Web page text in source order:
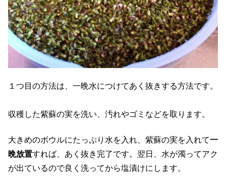
１つ目の方法は、一晩水につけてあく抜きする方法です。
収穫した紫蘇の実を洗い、汚れやゴミなどを取ります。
大きめのボウルにたっぷり水を入れ、紫蘇の実を入れて一
晩放置すれば、あく抜き完了です。翌日、水が濁ってアク
が出ているので良く洗ってから塩漬けにします。